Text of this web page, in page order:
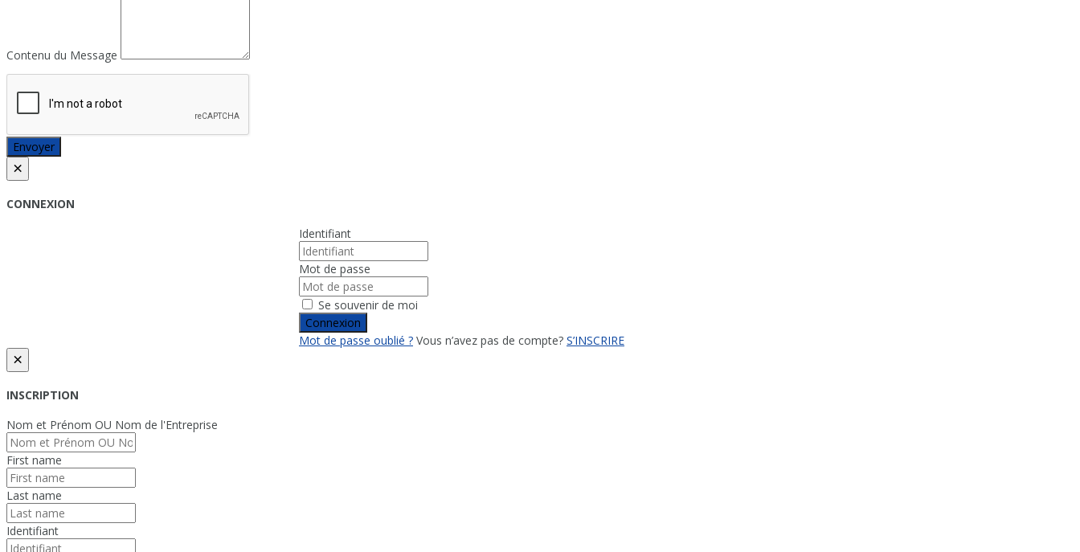
Contenu du Message
Envoyer
×
CONNEXION
Identifiant
Mot de passe
Se souvenir de moi
Connexion
Mot de passe oublié ? Vous n’avez pas de compte? S’INSCRIRE
×
INSCRIPTION
Nom et Prénom OU Nom de l'Entreprise
First name
Last name
Identifiant